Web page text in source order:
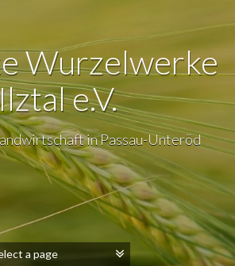
Wurzelwerke
e.V.
in Passau-Unteröd